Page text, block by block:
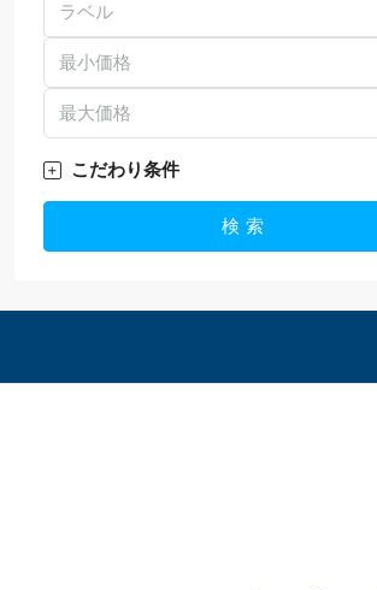
ラベル
こだわり条件
検 索